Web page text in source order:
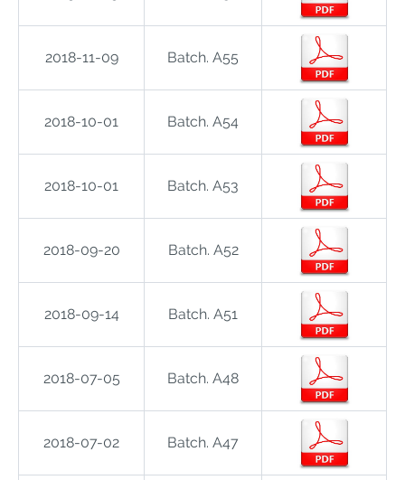
2018-11-09 Batch. A55
2018-10-01 Batch. A54
2018-10-01 Batch. A53
2018-09-20 Batch. A52
2018-09-14 Batch. A51
2018-07-05 Batch. A48
2018-07-02 Batch. A47